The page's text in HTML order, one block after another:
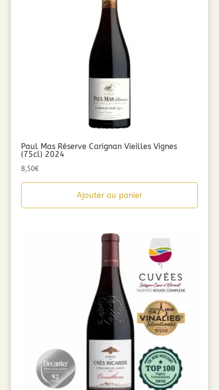
Paul Mas Réserve Carignan Vieilles Vignes
(75cl) 2024
8,50€
Ajouter au panier